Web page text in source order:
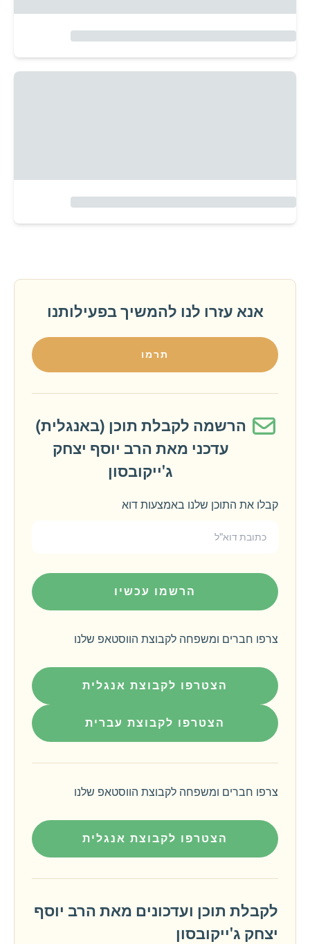
אנא עזרו לנו להמשיך בפעילותנו
תרמו
הרשמה לקבלת תוכן (באנגלית)
עדכני מאת הרב יוסף יצחק
ג'ייקובסון
קבלו את התוכן שלנו באמצעות דוא
הרשמו עכשיו
צרפו חברים ומשפחה לקבוצת הווסטאפ שלנו
הצטרפו לקבוצת אנגלית
הצטרפו לקבוצת עברית
צרפו חברים ומשפחה לקבוצת הווסטאפ שלנו
הצטרפו לקבוצת אנגלית
לקבלת תוכן ועדכונים מאת הרב יוסף
יצחק ג'ייקובסון